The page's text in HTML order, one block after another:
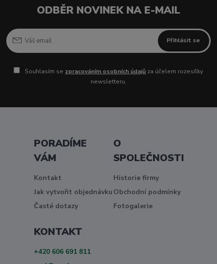
ODBĚR NOVINEK NA E-MAIL
Přihlásit se
Souhlasím se zpracováním osobních údajů za účelem rozesílky
newsletteru.
PORADÍME
VÁM
Kontakt
Jak vytvořit objednávku
Časté dotazy
O
SPOLEČNOSTI
Historie firmy
Obchodní podmínky
Fotogalerie
KONTAKT
+420 606 691 811